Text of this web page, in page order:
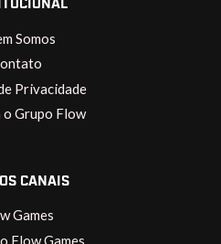
Somos
Privacidade
o Grupo Flow
CANAIS
Games
Flow Games